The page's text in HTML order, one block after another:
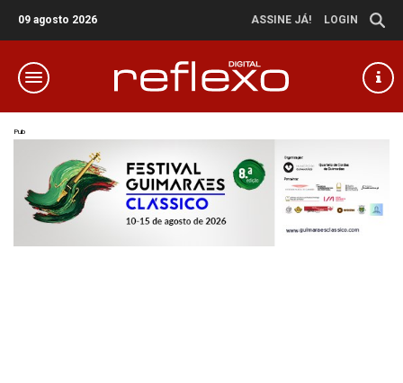
09 agosto 2026 ASSINE JÁ! LOGIN
Pub